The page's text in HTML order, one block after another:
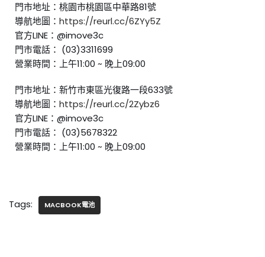
門市地址：桃園市桃園區中華路81號
導航地圖： https://reurl.cc/6ZYy5Z
官方LINE：@imove3c
門市電話： (03)3311699
營業時間：上午11:00 ~ 晚上09:00
門市地址：新竹市東區光復路一段633號
導航地圖： https://reurl.cc/2Zybz6
官方LINE：@imove3c
門市電話： (03)5678322
營業時間：上午11:00 ~ 晚上09:00
Tags: MACBOOK電池